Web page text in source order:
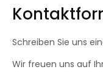
Schreiben Sie uns
Wir freuen uns auf